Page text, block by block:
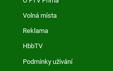
Volná místa
Reklama
HbbTV
Podmínky užívání